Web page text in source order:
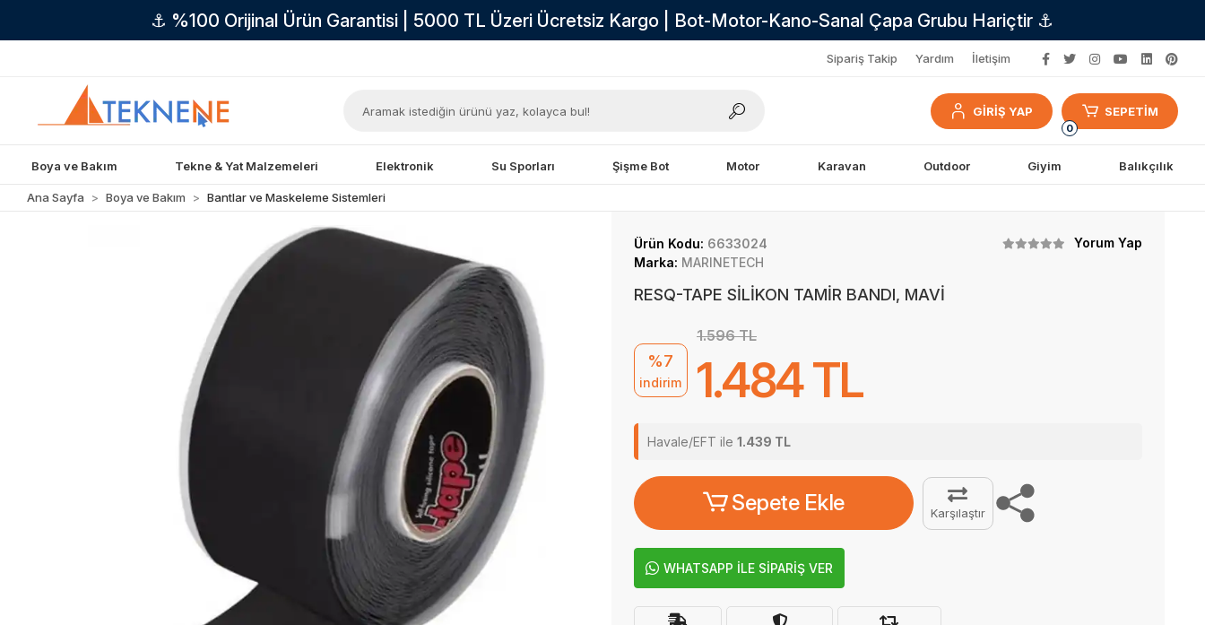
⚓ %100 Orijinal Ürün Garantisi | 5000 TL Üzeri Ücretsiz Kargo | Bot-Motor-Kano-Sanal Çapa Grubu Hariçtir ⚓
Sipariş Takip Yardım İletişim
GİRİŞ YAP
0
SEPETİM
Boya ve Bakım Tekne & Yat Malzemeleri Elektronik Su Sporları Şişme Bot Motor Karavan Outdoor Giyim Balıkçılık
Ana Sayfa Boya ve Bakım Bantlar ve Maskeleme Sistemleri
Ürün Kodu: 6633024
Yorum Yap
Marka: MARINETECH
RESQ-TAPE SİLİKON TAMİR BANDI, MAVİ
%7
indirim
1.596 TL
1.484 TL
Havale/EFT ile 1.439 TL
Sepete Ekle Karşılaştır
WHATSAPP İLE SİPARİŞ VER